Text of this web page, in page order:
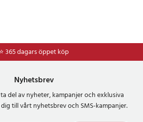
⭐ 365 dagars öppet köp
Nyhetsbrev
del av nyheter, kampanjer och exklusiva
till vårt nyhetsbrev och SMS-kampanjer.